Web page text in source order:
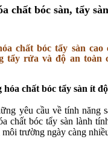
chất bóc sàn, tẩy
chất bóc tẩy sàn
tẩy rửa và độ an toàn
chất bóc tẩy sàn ít
yêu cầu về tính năng
chất bóc tẩy sàn lành
trường ngày càng